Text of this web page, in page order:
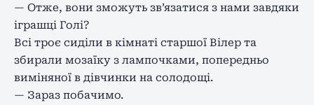
— Отже, вони зможуть зв’язатися з нами завдяки
іграшці Голі?
Всі троє сиділи в кімнаті старшої Вілер та
збирали мозаїку з лампочками, попередньо
виміняної в дівчинки на солодощі.
— Зараз побачимо.